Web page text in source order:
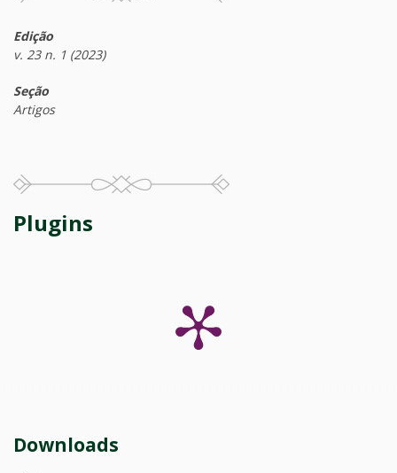
Edição
v. 23 n. 1 (2023)
Seção
Artigos
Plugins
Downloads